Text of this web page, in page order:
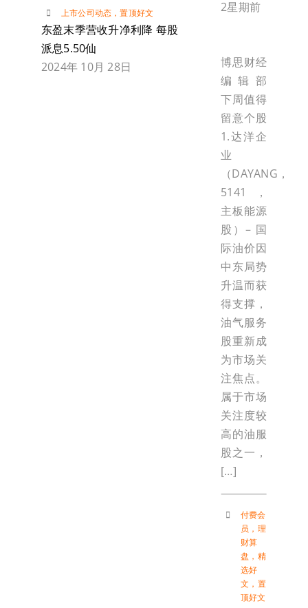
上市公司动态 ，置顶好文
东盈末季营收升净利降 每股
派息5.50仙
2024年 10月 28日
2星期前
博思财经
编辑部
下周值得
留意个股
1.达洋企
业
（DAYANG，
5141，
主板能源
股）– 国
际油价因
中东局势
升温而获
得支撑，
油气服务
股重新成
为市场关
注焦点。
属于市场
关注度较
高的油服
股之一，
[…]
付费会
员 ， 理
财算
盘 ， 精
选好
文 ， 置
顶好文